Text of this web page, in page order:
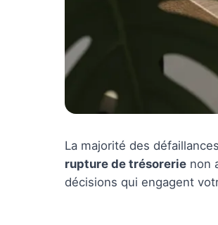
La majorité des
rupture de trésorerie non
décisions qui engagent